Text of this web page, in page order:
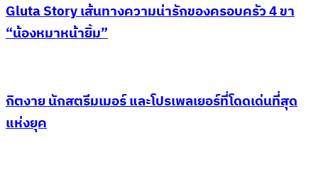
Gluta Story เส้นทางความน่ารักของครอบครัว 4 ขา
“น้องหมาหน้ายิ้ม”
กิตงาย นักสตรีมเมอร์ และโปรเพลเยอร์ที่โดดเด่นที่สุด
แห่งยุค